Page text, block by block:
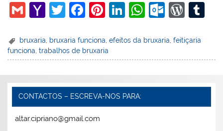
G
ai
l
Y
h
o
M
ai
l
T
itt
er
F
c
e
o
o
k
Pi
er
e
Li
k
e
n
W
at
s
p
p
O
lo
o
c
o
W
d
Pr
ss
bl
bruxaria bruxaria funciona ,efeitos da bruxaria ,feitiçaria
funciona,trabalhos de bruxaria
CONTACTOS – ESCREVA-NOS PARA:
altar.cipriano@gmail.com